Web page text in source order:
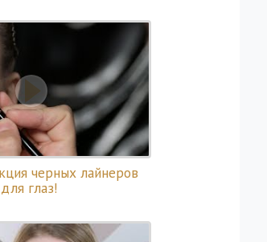
черных лайнеров
для глаз!